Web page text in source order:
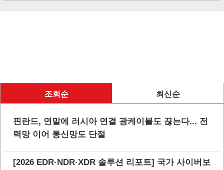
조회순 최신순
핀란드, 연말에 러시아 연결 광케이블도 끊는다... 전
력망 이어 통신망도 단절
[2026 EDR·NDR·XDR 솔루션 리포트] 국가 사이버보